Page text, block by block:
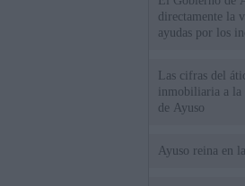
directamente la
ayudas por los
Las cifras del
inmobiliaria a la
de Ayuso
Ayuso reina en